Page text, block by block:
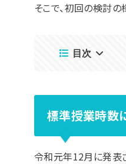
そこで、初回の検討の
目次
標準授業時数
令和元年12月に発表